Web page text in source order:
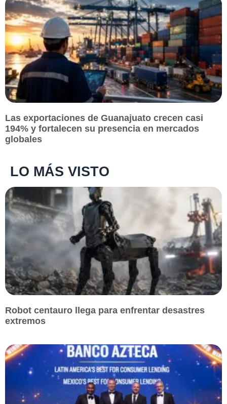
Las exportaciones de Guanajuato crecen casi
194% y fortalecen su presencia en mercados
globales
LO MÁS VISTO
Robot centauro llega para enfrentar desastres
extremos